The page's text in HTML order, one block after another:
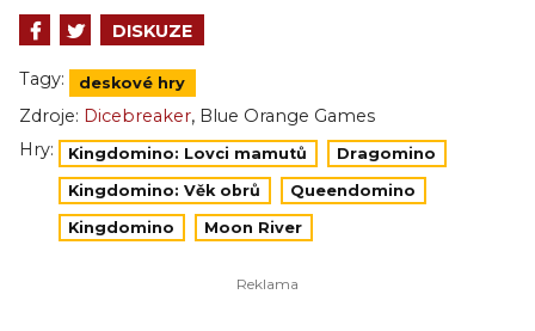
DISKUZE
Tagy: deskové hry
Zdroje: Dicebreaker, Blue Orange Games
Hry:
Kingdomino: Lovci mamutů Dragomino
Kingdomino: Věk obrů Queendomino
Kingdomino Moon River